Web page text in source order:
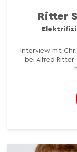
Ritter
Interview mit
bei Alfred Ritter